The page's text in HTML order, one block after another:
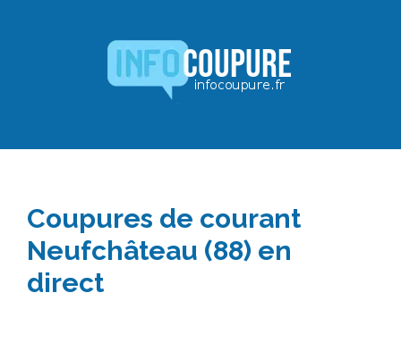
Coupures de courant
Neufchâteau (88) en
direct